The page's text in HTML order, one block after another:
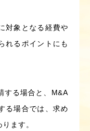
対象となる経費や
れるポイントにも
する場合と、M&A
る場合では、求め
ます。